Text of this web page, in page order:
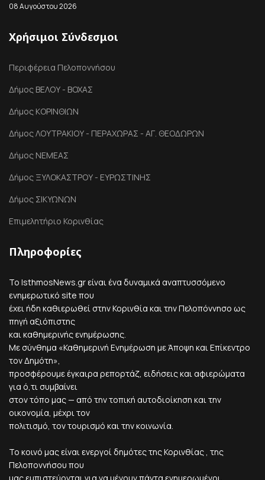
08 Αυγούστου 2026
Χρήσιμοι Σύνδεσμοι
Περιφέρεια Πελοποννήσου
Δήμος ΒΕΛΟΥ - ΒΟΧΑΣ
Δήμος ΚΟΡΙΝΘΙΩΝ
Δήμος ΛΟΥΤΡΑΚΙΟΥ - ΠΕΡΑΧΩΡΑΣ - ΑΓ. ΘΕΟΔΩΡΩΝ
Δήμος ΝΕΜΕΑΣ
Δήμος ΞΥΛΟΚΑΣΤΡΟΥ - ΕΥΡΩΣΤΙΝΗΣ
Δήμος ΣΙΚΥΩΝΩΝ
Επιμελητήριο Κορινθίας
Πληροφορίες
Το IsthmosNews.gr είναι ένα δυναμικά αναπτυσσόμενο
ενημερωτικό site που
έχει ήδη καθιερωθεί στην Κορινθία και την Πελοπόννησο ως
πηγή αξιόπιστης
και καθημερινής ενημέρωσης.
Με σύνθημα «Καθημερινή Ενημέρωση με Άποψη και Επίκεντρο
τον Δημότη»,
προσφέρουμε έγκαιρα ρεπορτάζ, ειδήσεις και αφιερώματα
για ό,τι συμβαίνει
στον τόπο μας — από την τοπική αυτοδιοίκηση και την
οικονομία, μέχρι τον
πολιτισμό, τον τουρισμό και την κοινωνία.
Το κοινό μας είναι ενεργοί δημότες της Κορινθίας , της
Πελοποννήσου που